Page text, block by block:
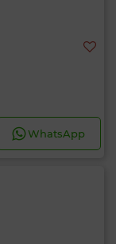
WhatsApp